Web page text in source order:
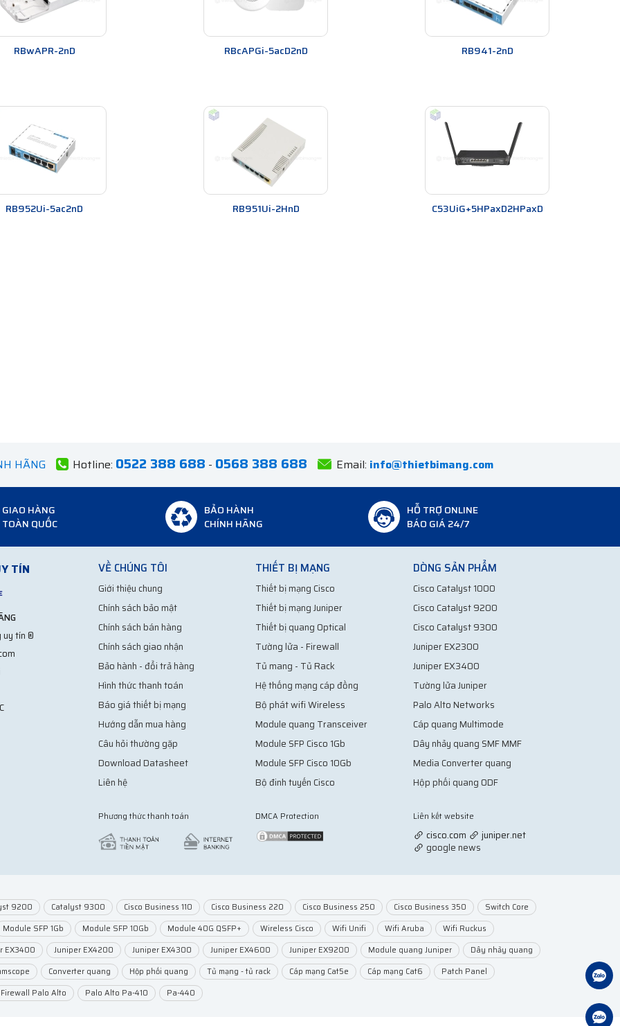
hìnhBộ phát Wifi MikroTik
phát Wifi MikroTik
Bộ phát Wifi MikroTik
ở một vị trí trung tâm trong nhà hoặc văn phòng. Tránh đặt thiết bị ở những nơi có nhiều vật cản
ổn định, có thể do kênh phát Wifi đang bị nhiễu. Trong trường hợp này, bạn có thể thay đổi kênh phát Wifi để giải
không bị trùng lặp với các kênh khác trong khu vực của bạn.
RBwAPR-2nD RBcAPGi-5acD2nD RB941-2nD
RB952Ui-5ac2nD RB951Ui-2HnD C53UiG+5HPaxD2HPaxD
HÃNG Hotline: 0522 388 688 - 0568 388 688 Email: info@thietbimang.com
GIAO HÀNG
TOÀN QUỐC
BẢO HÀNH
CHÍNH HÃNG
HỖ TRỢ ONLINE
BÁO GIÁ 24/7
TÍN
tín ®
VỀ CHÚNG TÔI
Giới thiệu chung
Chính sách bảo mật
Chính sách bán hàng
Chính sách giao nhận
Bảo hành - đổi trả hàng
Hình thức thanh toán
Báo giá thiết bị mạng
Hướng dẫn mua hàng
Câu hỏi thường gặp
Download Datasheet
Liên hệ
Phương thức thanh toán
THIẾT BỊ MẠNG
Thiết bị mạng Cisco
Thiết bị mạng Juniper
Thiết bị quang Optical
Tường lửa - Firewall
Tủ mang - Tủ Rack
Hệ thống mạng cáp đồng
Bộ phát wifi Wireless
Module quang Transceiver
Module SFP Cisco 1Gb
Module SFP Cisco 10Gb
Bộ đinh tuyến Cisco
DMCA Protection
DÒNG SẢN PHẨM
Cisco Catalyst 1000
Cisco Catalyst 9200
Cisco Catalyst 9300
Juniper EX2300
Juniper EX3400
Tường lửa Juniper
Palo Alto Networks
Cáp quang Multimode
Dây nhảy quang SMF MMF
Media Converter quang
Hộp phối quang ODF
Liên kết website
cisco.com
juniper.net
google news
9200 Catalyst 9300 Cisco Business 110 Cisco Business 220 Cisco Business 250 Cisco Business 350
Switch Core
Module SFP 1Gb Module SFP 10Gb Module 40G QSFP+ Wireless Cisco Wifi Unifi Wifi Aruba
Wifi Ruckus
EX3400 Juniper EX4200 Juniper EX4300 Juniper EX4600 Juniper EX9200 Module quang Juniper
Dây nhảy quang
Converter quang Hộp phối quang Tủ mạng - tủ rack Cáp mạng Cat5e Cáp mạng Cat6
Patch Panel
Firewall Palo Alto Palo Alto Pa-410 Pa-440